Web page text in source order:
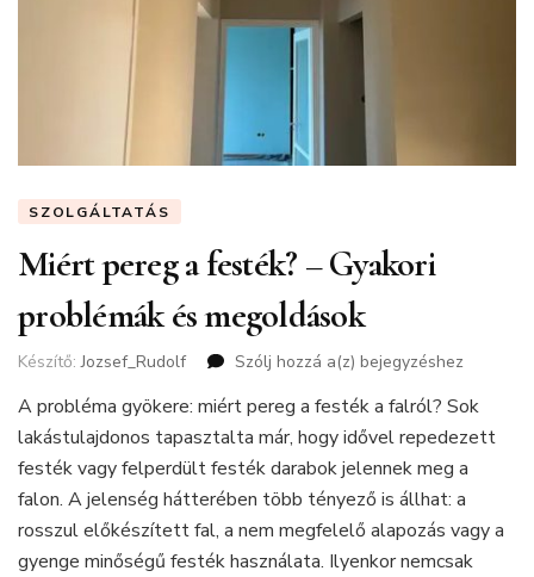
SZOLGÁLTATÁS
Miért pereg a festék? – Gyakori
problémák és megoldások
Készítő:Jozsef_Rudolf Szólj hozzá a(z) Miért
a
festék?
–
Gyakori
problémák
és
megoldások
bejegyzéshez
A probléma gyökere: miért pereg a festék a falról? Sok
lakástulajdonos tapasztalta már, hogy idővel repedezett
festék vagy felperdült festék darabok jelennek meg a
falon. A jelenség hátterében több tényező is állhat: a
rosszul előkészített fal, a nem megfelelő alapozás vagy a
gyenge minőségű festék használata. Ilyenkor nemcsak